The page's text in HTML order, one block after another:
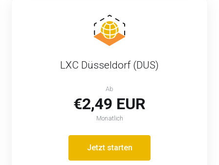
LXC Düsseldorf (DUS)
Ab
€2,49 EUR
Monatlich
Jetzt starten